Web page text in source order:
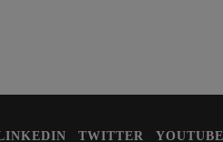
TWITTER YOUTUBE